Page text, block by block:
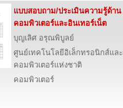
แบบสอบถาม/ประเมินความรู้ด้าน
คอมพิวเตอร์และอินเทอร์เน็ต
บุญเลิศ อรุณพิบูลย์
ศูนย์เทคโนโลยีอิเล็กทรอนิกส์และ
คอมพิวเตอร์แห่งชาติ
คอมพิวเตอร์